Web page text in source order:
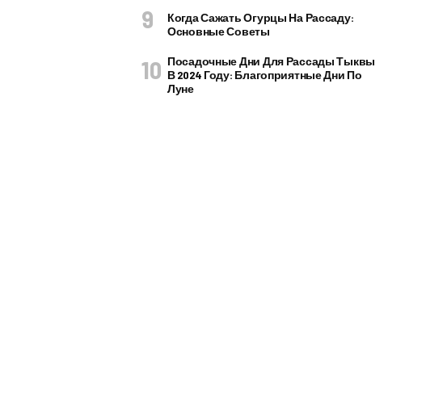
Когда Сажать Огурцы На Рассаду:
Основные Советы
Посадочные Дни Для Рассады Тыквы
В 2024 Году: Благоприятные Дни По
Луне